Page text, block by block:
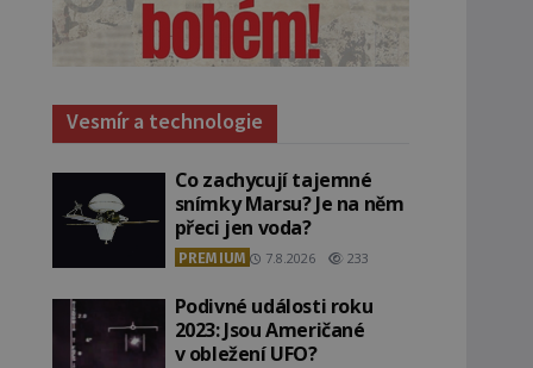
Vesmír a technologie
Co zachycují tajemné
snímky Marsu? Je na něm
přeci jen voda?
PREMIUM 7.8.2026 233
Podivné události roku
2023: Jsou Američané
v obležení UFO?